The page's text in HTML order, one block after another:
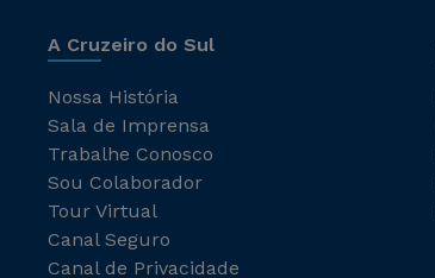
A Cruzeiro do Sul
Nossa História
Sala de Imprensa
Trabalhe Conosco
Sou Colaborador
Tour Virtual
Canal Seguro
Canal de Privacidade